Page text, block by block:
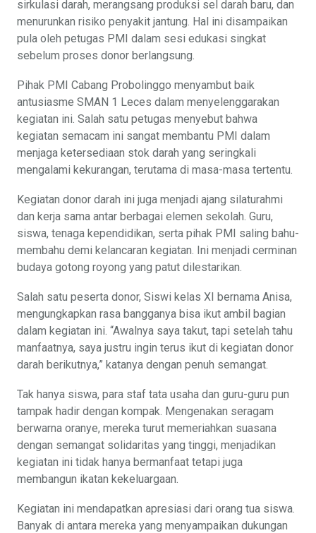
sirkulasi darah, merangsang produksi sel darah baru, dan
menurunkan risiko penyakit jantung. Hal ini disampaikan
pula oleh petugas PMI dalam sesi edukasi singkat
sebelum proses donor berlangsung.
Pihak PMI Cabang Probolinggo menyambut baik
antusiasme SMAN 1 Leces dalam menyelenggarakan
kegiatan ini. Salah satu petugas menyebut bahwa
kegiatan semacam ini sangat membantu PMI dalam
menjaga ketersediaan stok darah yang seringkali
mengalami kekurangan, terutama di masa-masa tertentu.
Kegiatan donor darah ini juga menjadi ajang silaturahmi
dan kerja sama antar berbagai elemen sekolah. Guru,
siswa, tenaga kependidikan, serta pihak PMI saling bahu-
membahu demi kelancaran kegiatan. Ini menjadi cerminan
budaya gotong royong yang patut dilestarikan.
Salah satu peserta donor, Siswi kelas XI bernama Anisa,
mengungkapkan rasa bangganya bisa ikut ambil bagian
dalam kegiatan ini. “Awalnya saya takut, tapi setelah tahu
manfaatnya, saya justru ingin terus ikut di kegiatan donor
darah berikutnya,” katanya dengan penuh semangat.
Tak hanya siswa, para staf tata usaha dan guru-guru pun
tampak hadir dengan kompak. Mengenakan seragam
berwarna oranye, mereka turut memeriahkan suasana
dengan semangat solidaritas yang tinggi, menjadikan
kegiatan ini tidak hanya bermanfaat tetapi juga
membangun ikatan kekeluargaan.
Kegiatan ini mendapatkan apresiasi dari orang tua siswa.
Banyak di antara mereka yang menyampaikan dukungan